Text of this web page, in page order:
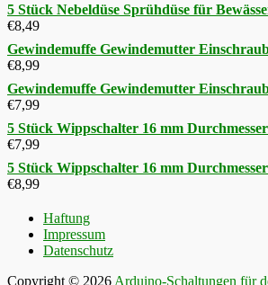
5 Stück Nebeldüse Sprühdüse für
€8,49
Gewindemuffe Gewindemutter
€8,99
Gewindemuffe Gewindemutter
€7,99
5 Stück Wippschalter 16 mm
€7,99
5 Stück Wippschalter 16 mm
€8,99
Haftung
Impressum
Datenschutz
Copyright © 2026 Arduino-Schaltungen für